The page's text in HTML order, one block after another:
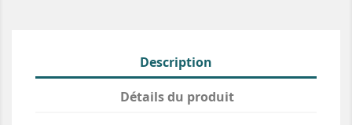
Description
Détails du produit